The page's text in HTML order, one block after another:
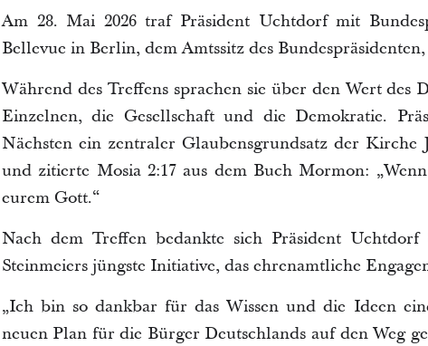
Am 28. Mai 2026 traf Präsident Uchtdorf mit
Bellevue in Berlin, dem Amtssitz des
Während des Treffens sprachen sie über den Wert
Einzelnen, die Gesellschaft und die Demokratie.
Nächsten ein zentraler Glaubensgrundsatz der
und zitierte Mosia 2:17 aus dem Buch Mormon:
eurem Gott.“
Nach dem Treffen bedankte sich Präsident
Steinmeiers jüngste Initiative, das ehrenamtliche
„Ich bin so dankbar für das Wissen und die Ideen
neuen Plan für die Bürger Deutschlands auf den Weg